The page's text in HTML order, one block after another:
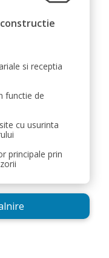
si receptia
functie de
cu usurinta
principale prin